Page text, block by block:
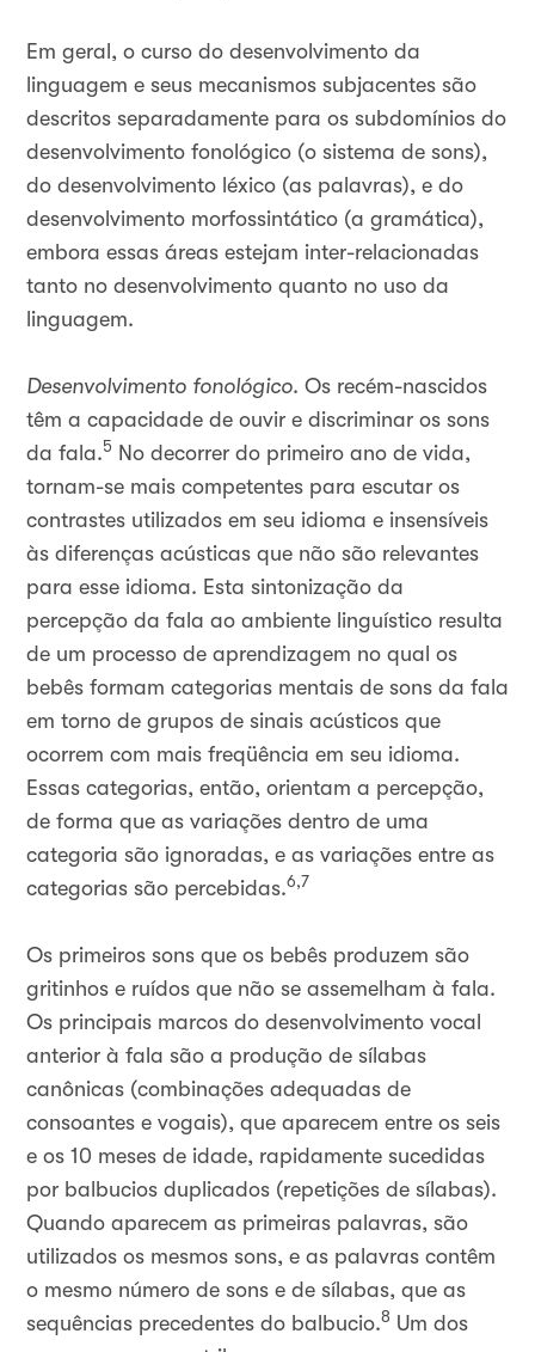
Em geral, o curso do desenvolvimento da
linguagem e seus mecanismos subjacentes são
descritos separadamente para os subdomínios do
desenvolvimento fonológico (o sistema de sons),
do desenvolvimento léxico (as palavras), e do
desenvolvimento morfossintático (a gramática),
embora essas áreas estejam inter-relacionadas
tanto no desenvolvimento quanto no uso da
linguagem.
Desenvolvimento fonológico. Os recém-nascidos
têm a capacidade de ouvir e discriminar os sons
da fala.5 No decorrer do primeiro ano de vida,
tornam-se mais competentes para escutar os
contrastes utilizados em seu idioma e insensíveis
às diferenças acústicas que não são relevantes
para esse idioma. Esta sintonização da
percepção da fala ao ambiente linguístico resulta
de um processo de aprendizagem no qual os
bebês formam categorias mentais de sons da fala
em torno de grupos de sinais acústicos que
ocorrem com mais freqüência em seu idioma.
Essas categorias, então, orientam a percepção,
de forma que as variações dentro de uma
categoria são ignoradas, e as variações entre as
categorias são percebidas.6,7
Os primeiros sons que os bebês produzem são
gritinhos e ruídos que não se assemelham à fala.
Os principais marcos do desenvolvimento vocal
anterior à fala são a produção de sílabas
canônicas (combinações adequadas de
consoantes e vogais), que aparecem entre os seis
e os 10 meses de idade, rapidamente sucedidas
por balbucios duplicados (repetições de sílabas).
Quando aparecem as primeiras palavras, são
utilizados os mesmos sons, e as palavras contêm
o mesmo número de sons e de sílabas, que as
sequências precedentes do balbucio.8 Um dos